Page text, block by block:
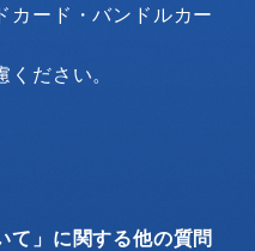
カード・バンドルカー
ださい。
て」に関する他の質問